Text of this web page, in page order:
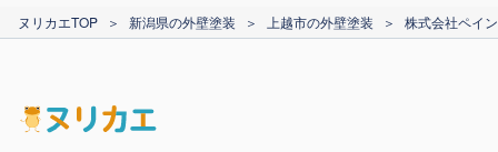
カード支払い
ヌリカエTOP ＞ 新潟県の外壁塗装 ＞ 上越市の外壁塗装 ＞ 株式会社ペイ